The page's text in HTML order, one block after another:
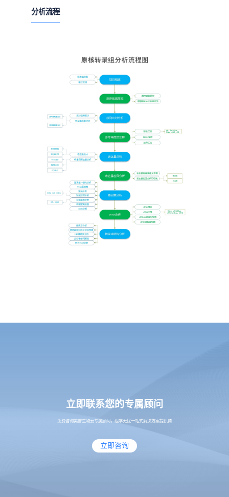
分析流程
立即联系您的专属顾问
免费咨询美吉生物云专属顾问，组学无忧一站式解决方案提供商
立即咨询